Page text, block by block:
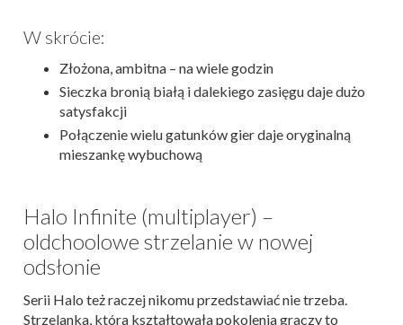
W skrócie:
Złożona, ambitna – na wiele godzin
Sieczka bronią białą i dalekiego zasięgu daje dużo
satysfakcji
Połączenie wielu gatunków gier daje oryginalną
mieszankę wybuchową
Halo Infinite (multiplayer) –
oldchoolowe strzelanie w nowej
odsłonie
Serii Halo też raczej nikomu przedstawiać nie trzeba.
Strzelanka, która kształtowała pokolenia graczy to